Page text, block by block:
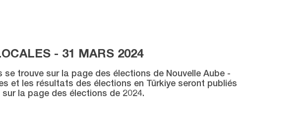
- 31 MARS 2024
trouve sur la page des élections de Nouvelle Aube -
et les résultats des élections en Türkiye seront publiés
la page des élections de 2024.